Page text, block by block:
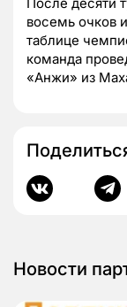
После десяти
восемь очков
таблице
команда
«Анжи» из
Новости